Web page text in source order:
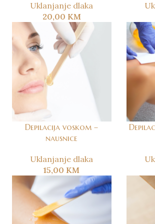
Uklanjanje dlaka
20,00 KM
Depilacija voskom –
nausnice
Uklanjanje dlaka
15,00 KM